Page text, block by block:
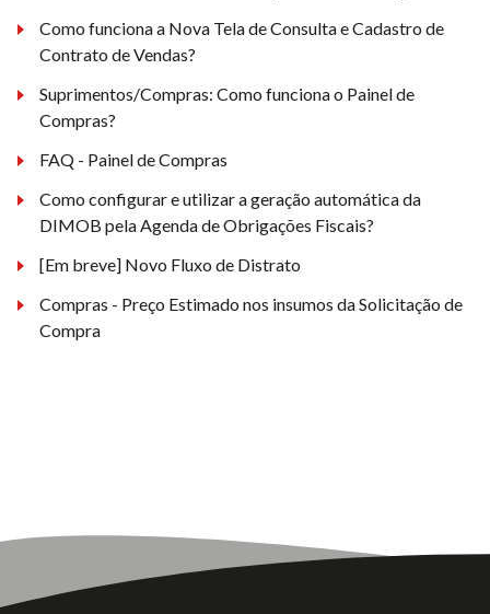
Como funciona a Nova Tela de Consulta e Cadastro de
Contrato de Vendas?
Suprimentos/Compras: Como funciona o Painel de
Compras?
FAQ - Painel de Compras
Como configurar e utilizar a geração automática da
DIMOB pela Agenda de Obrigações Fiscais?
[Em breve] Novo Fluxo de Distrato
Compras - Preço Estimado nos insumos da Solicitação de
Compra